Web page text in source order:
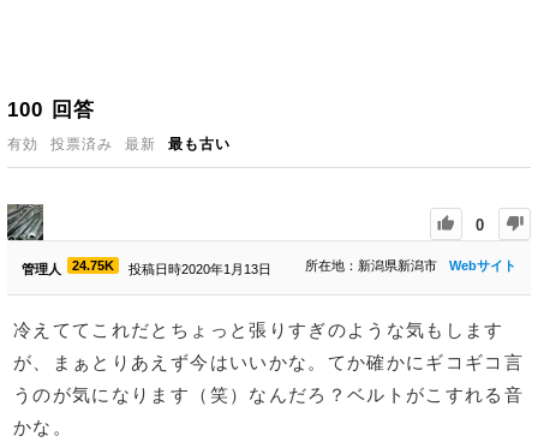
100 回答
有効 投票済み 最新 最も古い
0
管理人 24.75K 投稿日時2020年1月13日 Webサイト
所在地：新潟県新潟市
冷えててこれだとちょっと張りすぎのような気もします
が、まぁとりあえず今はいいかな。てか確かにギコギコ言
うのが気になります（笑）なんだろ？ベルトがこすれる音
かな。